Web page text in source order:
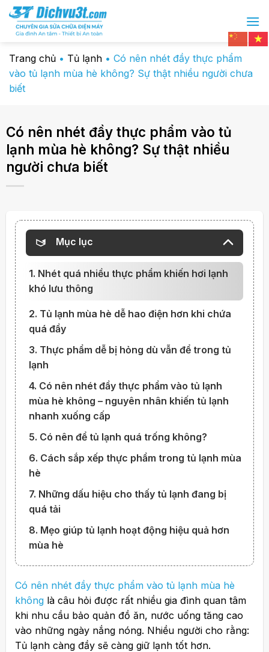
Chuyển
đến
dung
Trang chủ • Tủ lạnh • Có nên nhét đầy thực phẩm
vào tủ lạnh mùa hè không? Sự thật nhiều người chưa
biết
Có nên nhét đầy thực phẩm vào tủ
lạnh mùa hè không? Sự thật nhiều
người chưa biết
Mục lục
1. Nhét quá nhiều thực phẩm khiến hơi lạnh
khó lưu thông
2. Tủ lạnh mùa hè dễ hao điện hơn khi chứa
quá đầy
3. Thực phẩm dễ bị hỏng dù vẫn để trong tủ
lạnh
4. Có nên nhét đầy thực phẩm vào tủ lạnh
mùa hè không – nguyên nhân khiến tủ lạnh
nhanh xuống cấp
5. Có nên để tủ lạnh quá trống không?
6. Cách sắp xếp thực phẩm trong tủ lạnh mùa
hè
7. Những dấu hiệu cho thấy tủ lạnh đang bị
quá tải
8. Mẹo giúp tủ lạnh hoạt động hiệu quả hơn
mùa hè
9. Dichvu3t.com – Đơn vị sửa chữa bảo dưỡng
tủ lạnh uy tín tại Việt Nam
Có nên nhét đầy thực phẩm vào tủ lạnh mùa hè
khônglà câu hỏi được rất nhiều gia đình quan tâm
khi nhu cầu bảo quản đồ ăn, nước uống tăng cao
vào những ngày nắng nóng. Nhiều người cho rằng:
Tủ lạnh càng đầy sẽ càng giữ lạnh tốt hơn.